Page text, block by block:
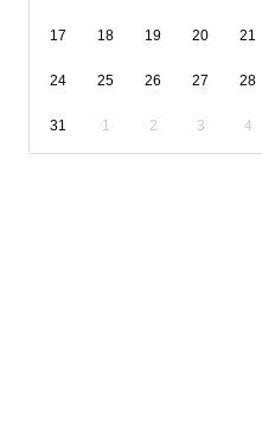
17 18 19 20 21
24 25 26 27 28
31 1 2 3 4